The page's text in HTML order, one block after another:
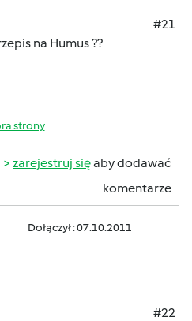
#21
na Humus ??
strony
zarejestruj sięaby dodawać
komentarze
Dołączył : 07.10.2011
#22